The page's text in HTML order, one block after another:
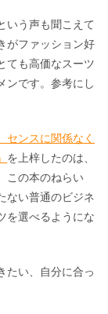
いう声も聞こえて
がファッション好
ても高価なスーツ
ンです。参考にし
センスに関係なく
を上梓したのは、
この本のねらい
ない普通のビジネ
を選べるようにな
たい、自分に合っ